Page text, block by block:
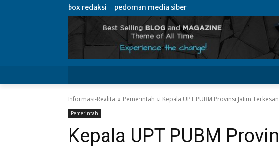
box redaksi pedoman media siber
Informasi-Realita Pemerintah Kepala UPT PUBM Provinsi Jatim
Pemerintah
Kepala UPT PUBM